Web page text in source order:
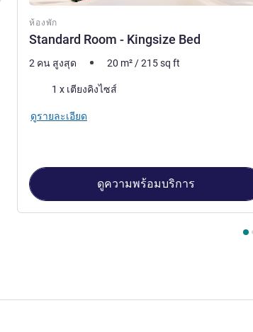
ห้องพัก
Standard Room - Kingsize Bed
2 คน สูงสุด 20 m² /215sq ft
เครื่องนอน
1 x เตียงคิงไซส์
ดูรายละเอียด
ดูความพร้อมบริการ